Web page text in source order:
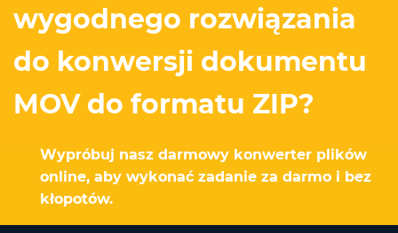
wygodnego rozwiązania
do konwersji dokumentu
MOV do formatu ZIP?
Wypróbuj nasz darmowy konwerter plików
online, aby wykonać zadanie za darmo i bez
kłopotów.